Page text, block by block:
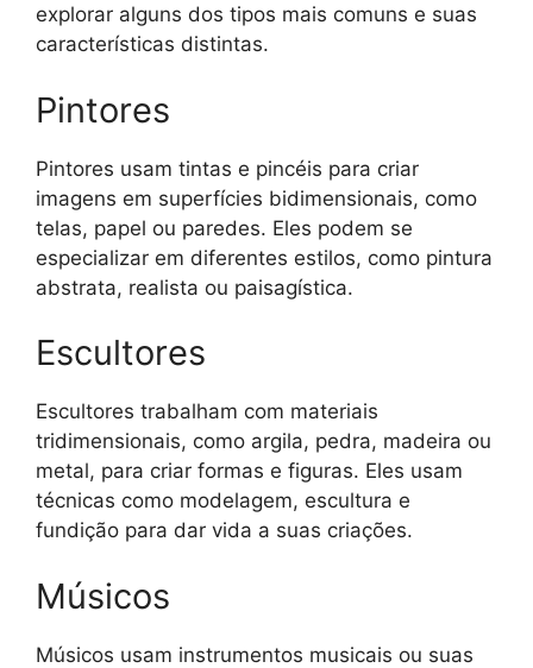
explorar alguns dos tipos mais comuns e suas
características distintas.
Pintores
Pintores usam tintas e pincéis para criar
imagens em superfícies bidimensionais, como
telas, papel ou paredes. Eles podem se
especializar em diferentes estilos, como pintura
abstrata, realista ou paisagística.
Escultores
Escultores trabalham com materiais
tridimensionais, como argila, pedra, madeira ou
metal, para criar formas e figuras. Eles usam
técnicas como modelagem, escultura e
fundição para dar vida a suas criações.
Músicos
Músicos usam instrumentos musicais ou suas